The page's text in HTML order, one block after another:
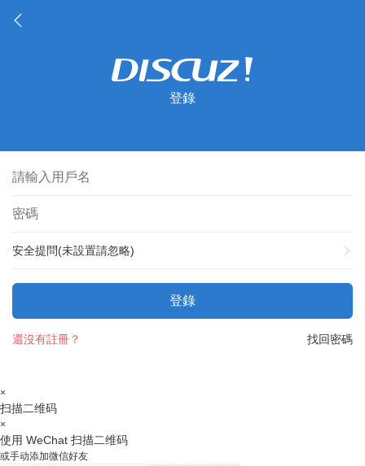
登錄
安全提問(未設置請忽略)
登錄
找回密碼
還沒有註冊？
×
扫描二维码
×
使用 WeChat 扫描二维码
或手动添加微信好友